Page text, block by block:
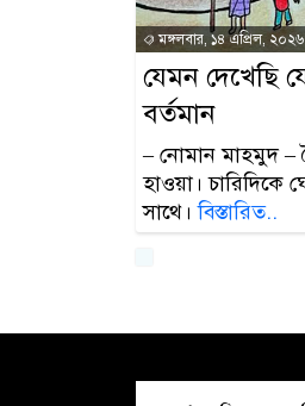
মঙ্গলবার, ১৪ এপ্রিল, ২০২৬
যেমন দেখেছি
বর্তমান
– নোমান মাহমুদ –
হাওয়া। চারিদিকে
সাথে।বিস্তারিত..